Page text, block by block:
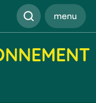
Zoeken
menu